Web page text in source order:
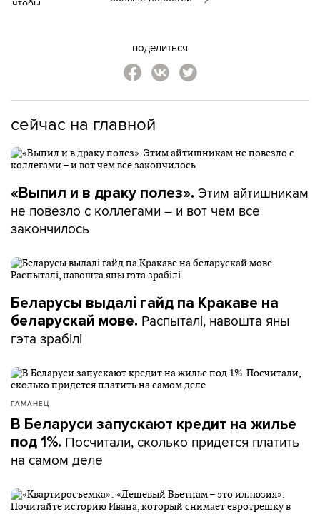
поделиться
сейчас на главной
«Выпил и в драку полез». Этим айтишникам
не повезло с коллегами – и вот чем все
закончилось
Беларусы выдалі гайд па Кракаве на
беларускай мове. Распыталі, навошта яны
гэта зрабілі
ГАМАНЕЦ
В Беларуси запускают кредит на жилье
под 1%. Посчитали, сколько придется платить
на самом деле